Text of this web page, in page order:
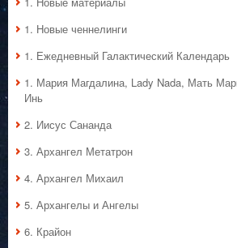
1. Hовые ченнелинги
1. Ежедневный Галактический Календарь
1. Мария Магдалина, Lady Nada, Мать
Инь
2. Иисус Сананда
3. Архангел Метатрон
4. Архангел Михаил
5. Архангелы и Ангелы
6. Крайон